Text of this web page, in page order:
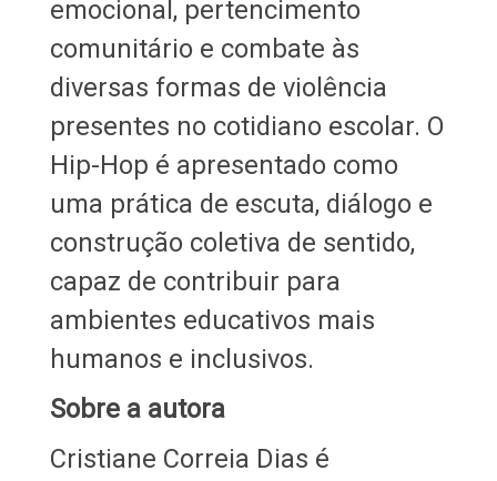
emocional, pertencimento
comunitário e combate às
diversas formas de violência
presentes no cotidiano escolar. O
Hip-Hop é apresentado como
uma prática de escuta, diálogo e
construção coletiva de sentido,
capaz de contribuir para
ambientes educativos mais
humanos e inclusivos.
Sobre a autora
Cristiane Correia Dias é